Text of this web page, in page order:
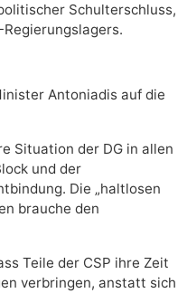
Schulterschluss,
Antoniadis auf die
Situation der DG in allen
und der
Die „haltlosen
brauche den
Teile der CSP ihre Zeit
verbringen, anstatt sich